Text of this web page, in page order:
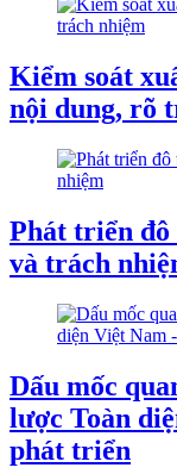
Kiểm soát
nội dung, rõ
Phát triển
và trách
Dấu mốc
lược Toàn
phát triển